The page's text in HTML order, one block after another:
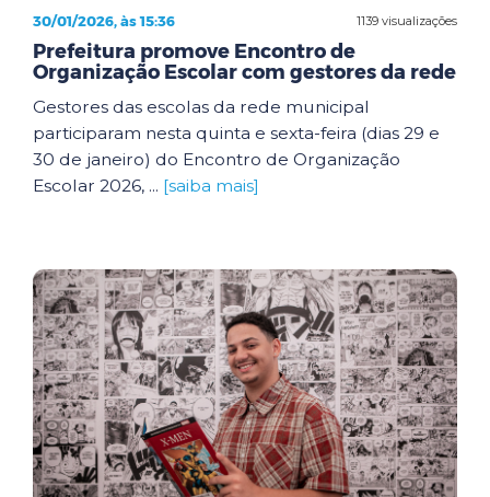
1139 visualizações
30/01/2026, às 15:36
Prefeitura promove Encontro de
Organização Escolar com gestores da rede
Gestores das escolas da rede municipal
participaram nesta quinta e sexta-feira (dias 29 e
30 de janeiro) do Encontro de Organização
Escolar 2026, ... [saiba mais]